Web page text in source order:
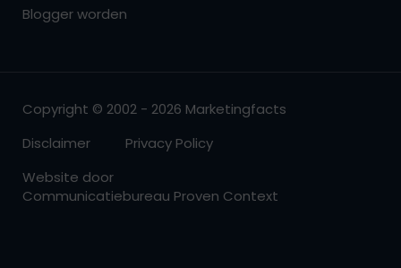
Blogger worden
Copyright © 2002 - 2026 Marketingfacts
Disclaimer
Privacy Policy
Website door
Communicatiebureau Proven Context